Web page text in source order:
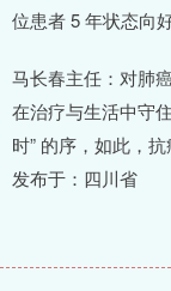
位患者 5 年状态向
马长春主任：对肺
在治疗与生活中守
时” 的序，如此，
发布于：四川省